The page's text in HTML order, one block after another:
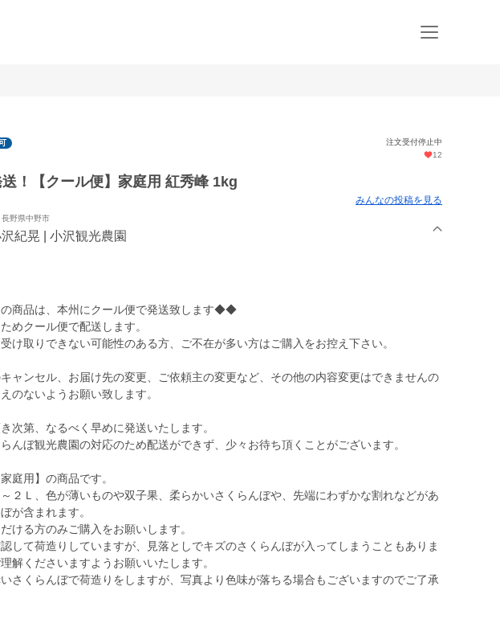
注文受付停止中
12
！【クール便】家庭用 紅秀峰 1kg
みんなの投稿を見る
長野県中野市
紀晃 | 小沢観光農園
商品は、本州にクール便で発送致します◆◆
めクール便で配送します。
け取りできない可能性のある方、ご不在が多い方はご購入をお控え下さい。
ャンセル、お届け先の変更、ご依頼主の変更など、その他の内容変更はできませんの
のないようお願い致します。
次第、なるべく早めに発送いたします。
んぼ観光農園の対応のため配送ができず、少々お待ち頂くことがございます。
庭用】の商品です。
２Ｌ、色が薄いものや双子果、柔らかいさくらんぼや、先端にわずかな割れなどがあ
が含まれます。
ける方のみご購入をお願いします。
して荷造りしていますが、見落としでキズのさくらんぼが入ってしまうこともありま
解くださいますようお願いいたします。
さくらんぼで荷造りをしますが、写真より色味が落ちる場合もございますのでご了承